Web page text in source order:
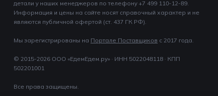
детали у наших менеджеров по телефону +7 499 110-12-89.
Информация и цены на сайте носят справочный характер и не
являются публичной офертой (ст. 437 ГК РФ).
Мы зарегистрированы на Портале Поставщиков c 2017 года.
© 2015-2026 ООО «ЕдемЕдем.ру» · ИНН 5022048118 · КПП
502201001
Все права защищены.